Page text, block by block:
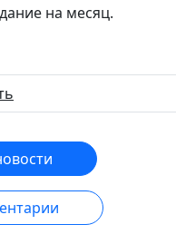
на месяц.